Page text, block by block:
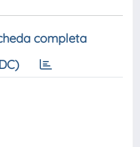
completa